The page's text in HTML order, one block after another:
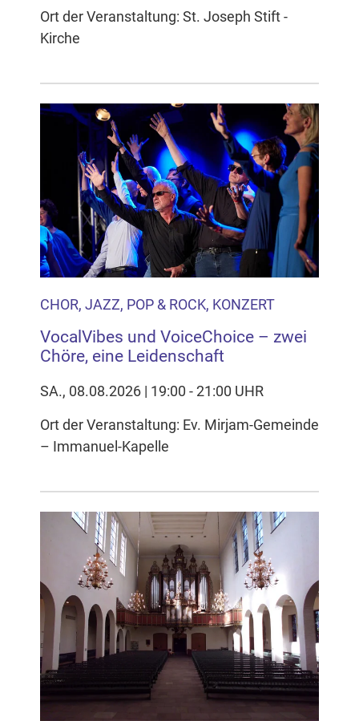
Ort der Veranstaltung: St. Joseph Stift -
Kirche
CHOR, JAZZ, POP & ROCK, KONZERT
VocalVibes und VoiceChoice – zwei
Chöre, eine Leidenschaft
SA., 08.08.2026 | 19:00 - 21:00 UHR
Ort der Veranstaltung: Ev. Mirjam-Gemeinde
– Immanuel-Kapelle